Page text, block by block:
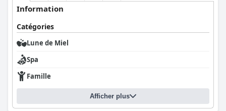
Information
Catégories
Lune de Miel
Spa
Famille
Afficher plus